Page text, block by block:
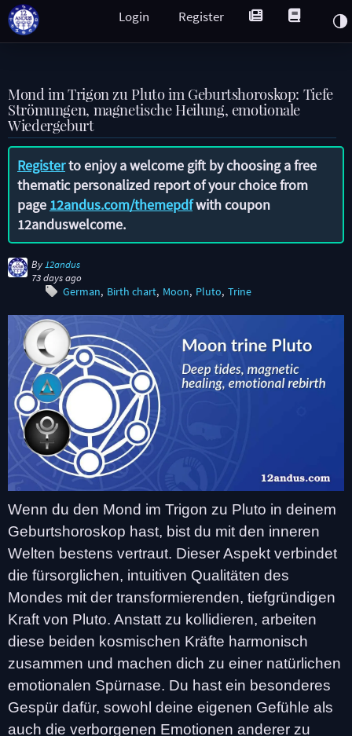
Register
Login
Mond im Trigon zu Pluto im Geburtshoroskop: Tiefe
Strömungen, magnetische Heilung, emotionale
Wiedergeburt
Registerto enjoy a welcome gift by choosing a free
thematic personalized report of your choice from
page 12andus.com/themepdfwith coupon
12anduswelcome.
By 12andus
73 days ago
German Birth chart Moon Pluto Trine
Wenn du den Mond im Trigon zu Pluto in deinem
Geburtshoroskop hast, bist du mit den inneren
Welten bestens vertraut. Dieser Aspekt verbindet
die fürsorglichen, intuitiven Qualitäten des
Mondes mit der transformierenden, tiefgründigen
Kraft von Pluto. Anstatt zu kollidieren, arbeiten
diese beiden kosmischen Kräfte harmonisch
zusammen und machen dich zu einer natürlichen
emotionalen Spürnase. Du hast ein besonderes
Gespür dafür, sowohl deine eigenen Gefühle als
auch die verborgenen Emotionen anderer zu